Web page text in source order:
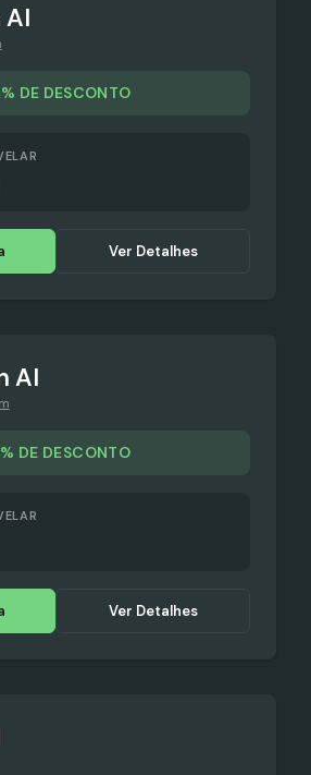
AI
DE DESCONTO
Ver Detalhes
AI
DE DESCONTO
Ver Detalhes